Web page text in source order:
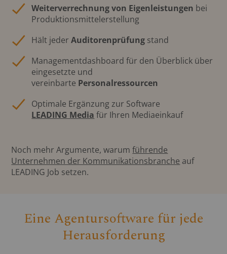
Weiterverrechnung von Eigenleistungen bei
Produktionsmittelerstellung
Hält jederAuditorenprüfung stand
Managementdashboard für den Überblick über
eingesetzte und
vereinbarte Personalressourcen
Optimale Ergänzung zur Software
LEADING Media für Ihren Mediaeinkauf
Noch mehr Argumente, warumführende
Unternehmen der Kommunikationsbranche auf
LEADING Job setzen.
Eine Agentursoftware für jede
Herausforderung